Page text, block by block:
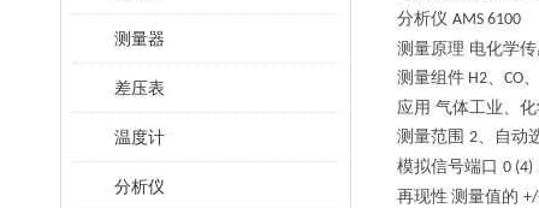
测量器
差压表
温度计
分析仪
分析仪 AMS 6100
测量原理 电化学
测量组件 H2、 CO、
应用 气体工业、
测量范围 2、自动
模拟信号端口 0 (4)
再现性 测量值的